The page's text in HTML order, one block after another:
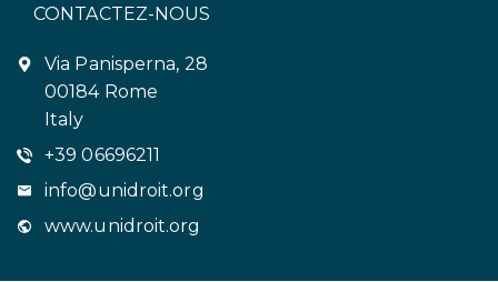
CONTACTEZ-NOUS
Via Panisperna, 28
00184 Rome
Italy
+39 06696211
info@unidroit.org
www.unidroit.org